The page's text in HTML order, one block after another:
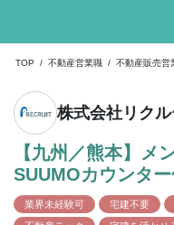
TOP / 不動産営業職 / 不動産販売営
株式会社リクル
【九州／熊本】メ
SUUMOカウンタ
業界未経験可 宅建不要